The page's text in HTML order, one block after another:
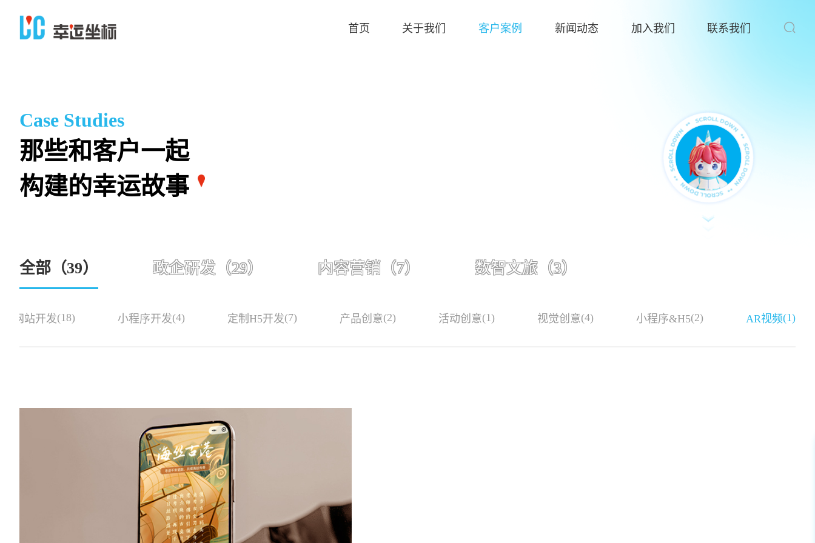
首页 关于我们 客户案例 新闻动态 加入我们 联系我们
那些和客户一起
构建的幸运故事
全部 （39） 政企研发 （29） 内容营销 （7） 数智文旅 （3）
网站开发(18) 小程序开发(4) 定制H5开发(7) 产品创意(2) 活动创意(1) 视觉创意(4) 小程序&H5(2) AR视频(1)